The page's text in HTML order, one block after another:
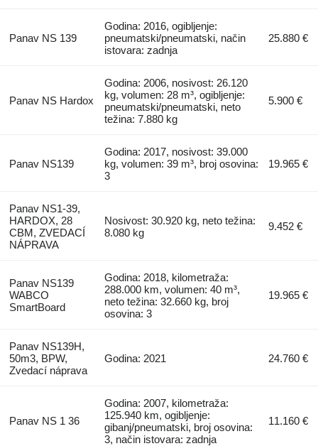
Panav NS 139
Godina: 2016, ogibljenje:
pneumatski/pneumatski, način
istovara: zadnja
25.880 €
Panav NS Hardox
Godina: 2006, nosivost: 26.120
kg, volumen: 28 m³, ogibljenje:
pneumatski/pneumatski, neto
težina: 7.880 kg
5.900 €
Panav NS139
Godina: 2017, nosivost: 39.000
kg, volumen: 39 m³, broj osovina:
3
19.965 €
Panav NS1-39,
HARDOX, 28
CBM, ZVEDACÍ
NÁPRAVA
Nosivost: 30.920 kg, neto težina:
8.080 kg
9.452 €
Panav NS139
WABCO
SmartBoard
Godina: 2018, kilometraža:
288.000 km, volumen: 40 m³,
neto težina: 32.660 kg, broj
osovina: 3
19.965 €
Panav NS139H,
50m3, BPW,
Zvedací náprava
Godina: 2021 24.760 €
Panav NS 1 36
Godina: 2007, kilometraža:
125.940 km, ogibljenje:
gibanj/pneumatski, broj osovina:
3, način istovara: zadnja
11.160 €